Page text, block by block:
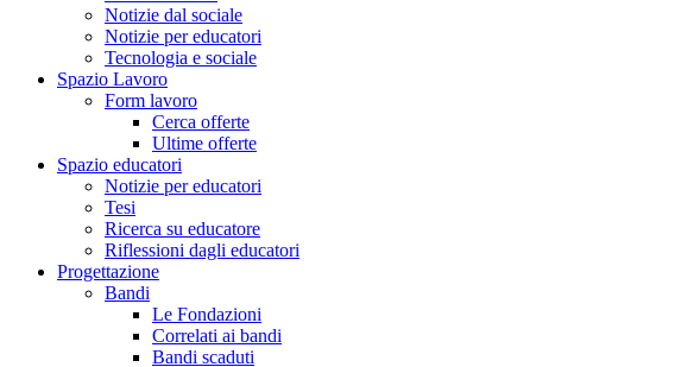
Notizie dal sociale
Notizie per educatori
Tecnologia e sociale
Spazio Lavoro
Form lavoro
Cerca offerte
Ultime offerte
Spazio educatori
Notizie per educatori
Tesi
Ricerca su educatore
Riflessioni dagli educatori
Progettazione
Bandi
Le Fondazioni
Correlati ai bandi
Bandi scaduti